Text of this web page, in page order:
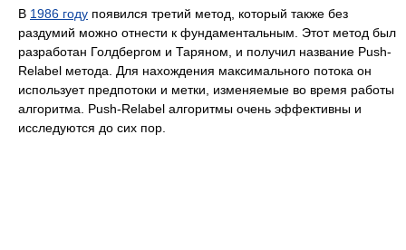
В 1986 году появился третий метод, который также без
раздумий можно отнести к фундаментальным. Этот метод был
разработан Голдбергом и Таряном, и получил название Push-
Relabel метода. Для нахождения максимального потока он
использует предпотоки и метки, изменяемые во время работы
алгоритма. Push-Relabel алгоритмы очень эффективны и
исследуются до сих пор.